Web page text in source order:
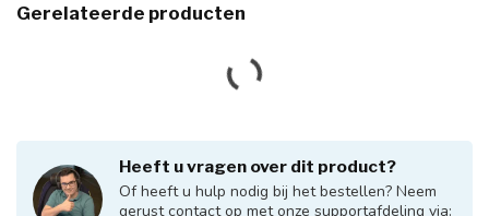
Gerelateerde producten
PS5 Sony Playstation 5 Slim
1TB - Disk (12735)
HP
HP HP OMEN | Ryzen 7 5700